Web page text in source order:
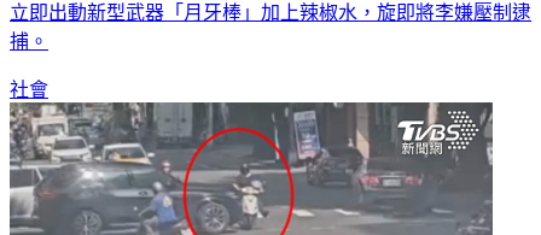
立即出動新型武器「月牙棒」加上辣椒水，旋即將李嫌壓制逮
捕。
社會